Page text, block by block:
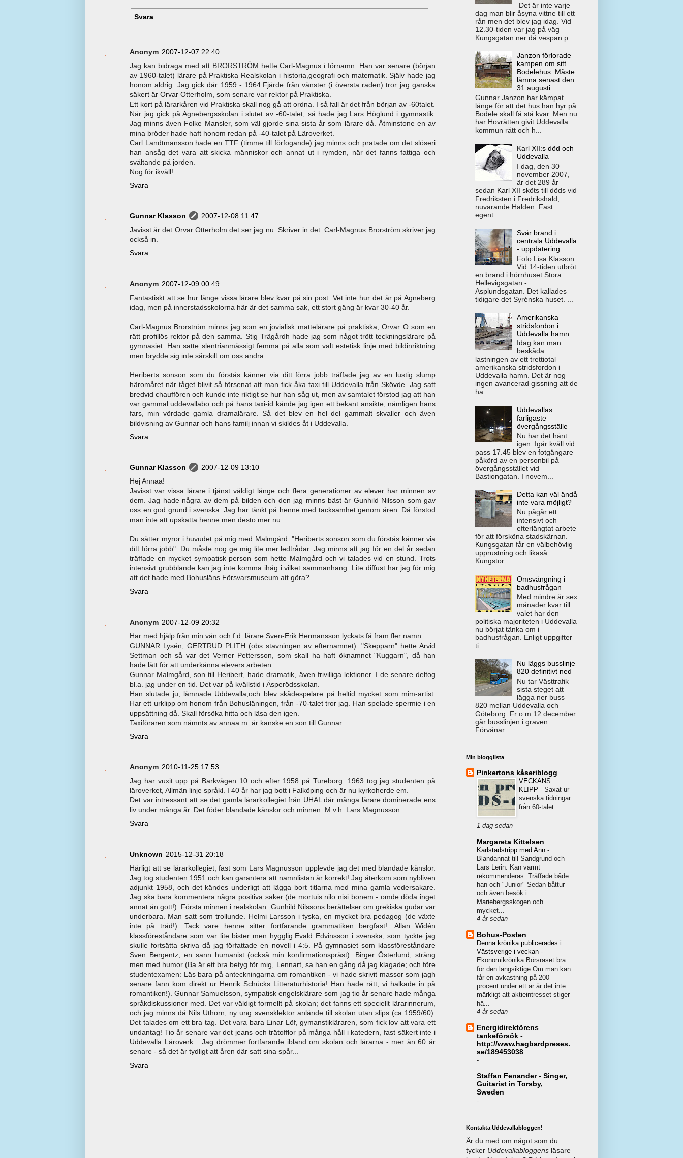
Svara
Anonym 2007-12-07 22:40
Jag kan bidraga med att BRORSTRÖM hette Carl-Magnus i förnamn. Han var senare (början
av 1960-talet) lärare på Praktiska Realskolan i historia,geografi och matematik. Själv hade jag
honom aldrig. Jag gick där 1959 - 1964.Fjärde från vänster (i översta raden) tror jag ganska
säkert är Orvar Otterholm, som senare var rektor på Praktiska.
Ett kort på lärarkåren vid Praktiska skall nog gå att ordna. I så fall är det från början av -60talet.
När jag gick på Agnebergsskolan i slutet av -60-talet, så hade jag Lars Höglund i gymnastik.
Jag minns även Folke Mansler, som väl gjorde sina sista år som lärare då. Åtminstone en av
mina bröder hade haft honom redan på -40-talet på Läroverket.
Carl Landtmansson hade en TTF (timme till förfogande) jag minns och pratade om det slöseri
han ansåg det vara att skicka människor och annat ut i rymden, när det fanns fattiga och
svältande på jorden.
Nog för ikväll!
Svara
Gunnar Klasson
2007-12-08 11:47
Javisst är det Orvar Otterholm det ser jag nu. Skriver in det. Carl-Magnus Brorström skriver jag
också in.
Svara
Anonym 2007-12-09 00:49
Fantastiskt att se hur länge vissa lärare blev kvar på sin post. Vet inte hur det är på Agneberg
idag, men på innerstadsskolorna här är det samma sak, ett stort gäng är kvar 30-40 år.
Carl-Magnus Brorström minns jag som en jovialisk mattelärare på praktiska, Orvar O som en
rätt profillös rektor på den samma. Stig Trägårdh hade jag som något trött teckningslärare på
gymnasiet. Han satte slentrianmässigt femma på alla som valt estetisk linje med bildinriktning
men brydde sig inte särskilt om oss andra.
Heriberts sonson som du förstås känner via ditt förra jobb träffade jag av en lustig slump
häromåret när tåget blivit så försenat att man fick åka taxi till Uddevalla från Skövde. Jag satt
bredvid chauffören och kunde inte riktigt se hur han såg ut, men av samtalet förstod jag att han
var gammal uddevallabo och på hans taxi-id kände jag igen ett bekant ansikte, nämligen hans
fars, min vördade gamla dramalärare. Så det blev en hel del gammalt skvaller och även
bildvisning av Gunnar och hans familj innan vi skildes åt i Uddevalla.
Svara
Gunnar Klasson
2007-12-09 13:10
Hej Annaa!
Javisst var vissa lärare i tjänst väldigt länge och flera generationer av elever har minnen av
dem. Jag hade några av dem på bilden och den jag minns bäst är Gunhild Nilsson som gav
oss en god grund i svenska. Jag har tänkt på henne med tacksamhet genom åren. Då förstod
man inte att upskatta henne men desto mer nu.
Du sätter myror i huvudet på mig med Malmgård. "Heriberts sonson som du förstås känner via
ditt förra jobb". Du måste nog ge mig lite mer ledtrådar. Jag minns att jag för en del år sedan
träffade en mycket sympatisk person som hette Malmgård och vi talades vid en stund. Trots
intensivt grubblande kan jag inte komma ihåg i vilket sammanhang. Lite diffust har jag för mig
att det hade med Bohusläns Försvarsmuseum att göra?
Svara
Anonym 2007-12-09 20:32
Har med hjälp från min vän och f.d. lärare Sven-Erik Hermansson lyckats få fram fler namn.
GUNNAR Lysén, GERTRUD PLITH (obs stavningen av efternamnet). "Skepparn" hette Arvid
Settman och så var det Verner Pettersson, som skall ha haft öknamnet "Kuggarn", då han
hade lätt för att underkänna elevers arbeten.
Gunnar Malmgård, son till Heribert, hade dramatik, även frivilliga lektioner. I de senare deltog
bl.a. jag under en tid. Det var på kvällstid i Äsperödsskolan.
Han slutade ju, lämnade Uddevalla,och blev skådespelare på heltid mycket som mim-artist.
Har ett urklipp om honom från Bohusläningen, från -70-talet tror jag. Han spelade spermie i en
uppsättning då. Skall försöka hitta och läsa den igen.
Taxiföraren som nämnts av annaa m. är kanske en son till Gunnar.
Svara
Anonym 2010-11-25 17:53
Jag har vuxit upp på Barkvägen 10 och efter 1958 på Tureborg. 1963 tog jag studenten på
läroverket, Allmän linje språkl. I 40 år har jag bott i Falköping och är nu kyrkoherde em.
Det var intressant att se det gamla lärarkollegiet från UHAL där många lärare dominerade ens
liv under många år. Det föder blandade känslor och minnen. M.v.h. Lars Magnusson
Svara
Unknown 2015-12-31 20:18
Härligt att se lärarkollegiet, fast som Lars Magnusson upplevde jag det med blandade känslor.
Jag tog studenten 1951 och kan garantera att namnlistan är korrekt! Jag återkom som nybliven
adjunkt 1958, och det kändes underligt att lägga bort titlarna med mina gamla vedersakare.
Jag ska bara kommentera några positiva saker (de mortuis nilo nisi bonem - omde döda inget
annat än gott!). Första minnen i realskolan: Gunhild Nilssons berättelser om grekiska gudar var
underbara. Man satt som trollunde. Helmi Larsson i tyska, en mycket bra pedagog (de växte
inte på träd!). Tack vare henne sitter fortfarande grammatiken bergfast!. Allan Widén
klassföreståndare som var lite bister men hygglig.Evald Edvinsson i svenska, som tyckte jag
skulle fortsätta skriva då jag författade en novell i 4:5. På gymnasiet som klassföreståndare
Sven Bergentz, en sann humanist (också min konfirmationspräst). Birger Österlund, sträng
men med humor (Ba är ett bra betyg för mig, Lennart, sa han en gång då jag klagade; och före
studentexamen: Läs bara på anteckningarna om romantiken - vi hade skrivit massor som jagh
senare fann kom direkt ur Henrik Schücks Litteraturhistoria! Han hade rätt, vi halkade in på
romantiken!). Gunnar Samuelsson, sympatisk engelsklärare som jag tio år senare hade många
språkdiskussioner med. Det var väldigt formellt på skolan; det fanns ett speciellt lärarinnerum,
och jag minns då Nils Uthorn, ny ung svensklektor anlände till skolan utan slips (ca 1959/60).
Det talades om ett bra tag. Det vara bara Einar Löf, gymanstikläraren, som fick lov att vara ett
undantag! Tio år senare var det jeans och trätofflor på många håll i katedern, fast säkert inte i
Uddevalla Läroverk... Jag drömmer fortfarande ibland om skolan och lärarna - mer än 60 år
senare - så det är tydligt att åren där satt sina spår...
Svara
Det är inte varje
dag man blir åsyna vittne till ett
rån men det blev jag idag. Vid
12.30-tiden var jag på väg
Kungsgatan ner då vespan p...
Janzon förlorade
kampen om sitt
Bodelehus. Måste
lämna senast den
31 augusti.
Gunnar Janzon har kämpat
länge för att det hus han hyr på
Bodele skall få stå kvar. Men nu
har Hovrätten givit Uddevalla
kommun rätt och h...
Karl XII:s död och
Uddevalla
I dag, den 30
november 2007,
är det 289 år
sedan Karl XII sköts till döds vid
Fredriksten i Fredrikshald,
nuvarande Halden. Fast
egent...
Svår brand i
centrala Uddevalla
- uppdatering
Foto Lisa Klasson.
Vid 14-tiden utbröt
en brand i hörnhuset Stora
Hellevigsgatan -
Asplundsgatan. Det kallades
tidigare det Syrénska huset. ...
Amerikanska
stridsfordon i
Uddevalla hamn
Idag kan man
beskåda
lastningen av ett trettiotal
amerikanska stridsfordon i
Uddevalla hamn. Det är nog
ingen avancerad gissning att de
ha...
Uddevallas
farligaste
övergångsställe
Nu har det hänt
igen. Igår kväll vid
pass 17.45 blev en fotgängare
påkörd av en personbil på
övergångsstället vid
Bastiongatan. I novem...
Detta kan väl ändå
inte vara möjligt?
Nu pågår ett
intensivt och
efterlängtat arbete
för att försköna stadskärnan.
Kungsgatan får en välbehövlig
upprustning och likaså
Kungstor...
Omsvängning i
badhusfrågan
Med mindre är sex
månader kvar till
valet har den
politiska majoriteten i Uddevalla
nu börjat tänka om i
badhusfrågan. Enligt uppgifter
ti...
Nu läggs busslinje
820 definitivt ned
Nu tar Västtrafik
sista steget att
lägga ner buss
820 mellan Uddevalla och
Göteborg. Fr o m 12 december
går busslinjen i graven.
Förvånar ...
Min blogglista
Pinkertons kåseriblogg
VECKANS
KLIPP - Saxat ur
svenska tidningar
från 60-talet.
1 dag sedan
Margareta Kittelsen
Karlstadstripp med Ann -
Blandannat till Sandgrund och
Lars Lerin. Kan varmt
rekommenderas. Träffade både
han och "Junior" Sedan båttur
och även besök i
Mariebergsskogen och
mycket...
4 år sedan
Bohus-Posten
Denna krönika publicerades i
Västsverige i veckan -
Ekonomikrönika Börsraset bra
för den långsiktige Om man kan
får en avkastning på 200
procent under ett år är det inte
märkligt att aktieintresset stiger
hä...
4 år sedan
Energidirektörens
tankeförsök -
http://www.hagbardpreses.
se/189453038
-
Staffan Fenander - Singer,
Guitarist in Torsby,
Sweden
-
Kontakta Uddevallabloggen!
Är du med om något som du
tycker Uddevallabloggens läsare